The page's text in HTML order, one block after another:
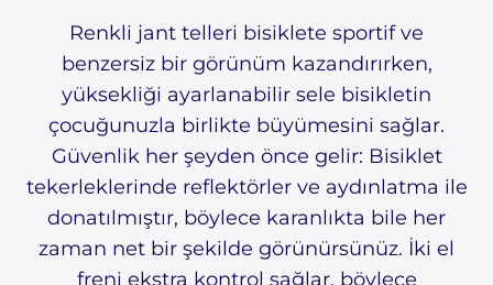
Renkli jant telleri bisiklete sportif ve
benzersiz bir görünüm kazandırırken,
yüksekliği ayarlanabilir sele bisikletin
çocuğunuzla birlikte büyümesini sağlar.
Güvenlik her şeyden önce gelir: Bisiklet
tekerleklerinde reflektörler ve aydınlatma ile
donatılmıştır, böylece karanlıkta bile her
zaman net bir şekilde görünürsünüz. İki el
freni ekstra kontrol sağlar, böylece